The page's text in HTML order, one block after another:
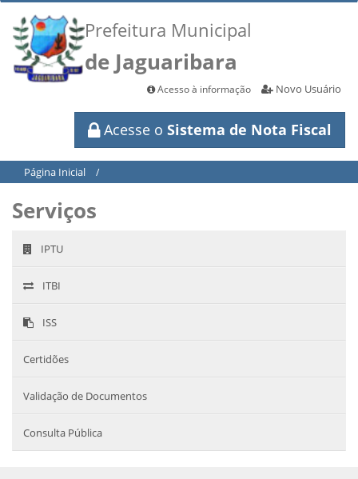
Prefeitura Municipal
de Jaguaribara
Acesso à informação Novo Usuário
Acesse o Sistema de Nota Fiscal
Página Inicial /
Serviços
IPTU
ITBI
ISS
Certidões
Validação de Documentos
Consulta Pública